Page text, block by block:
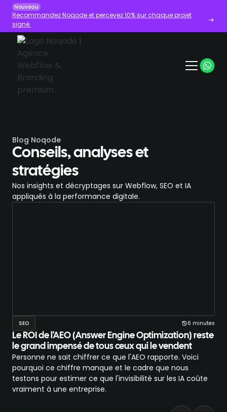
Nouveau
Recommandez Noqode et percevez 10% sur chaque projet
signé.
Blog Noqode
Conseils, analyses et
stratégies
Nos insights et décryptages sur Webflow, SEO et IA
appliqués à la performance digitale.
SEO 6 minutes
Le ROI de l'AEO (Answer Engine Optimization) reste
le grand impensé de tous ceux qui le vendent
Personne ne sait chiffrer ce que l'AEO rapporte. Voici
pourquoi ce chiffre manque et le cadre que nous
testons pour estimer ce que l'invisibilité sur les IA coûte
vraiment à une entreprise.